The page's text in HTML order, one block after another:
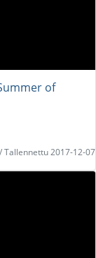
of
Tallennettu 2017-12-07